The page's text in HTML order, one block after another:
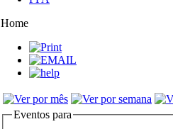
Home
Eventos para